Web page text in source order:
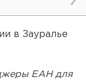
в Зауралье
ЕАН для